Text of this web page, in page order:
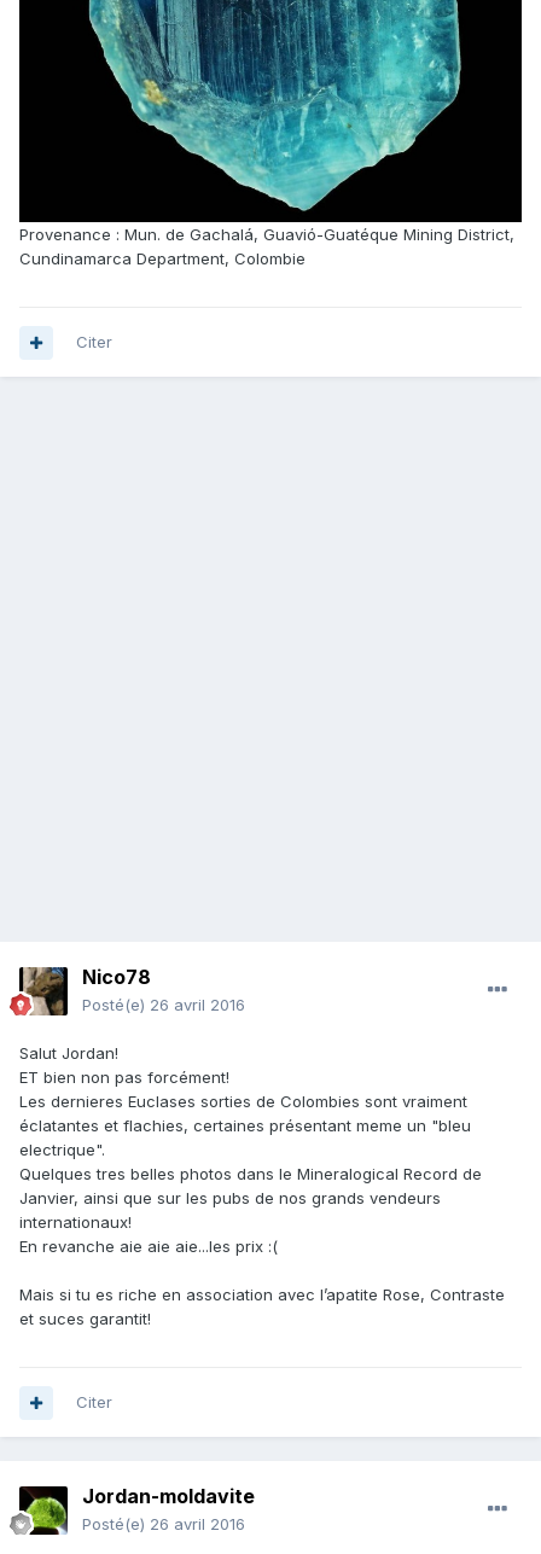
Provenance : Mun. de Gachalá, Guavió-Guatéque Mining District,
Cundinamarca Department, Colombie
Citer
Nico78
Posté(e) 26 avril 2016
Salut Jordan!
ET bien non pas forcément!
Les dernieres Euclases sorties de Colombies sont vraiment
éclatantes et flachies, certaines présentant meme un "bleu
electrique".
Quelques tres belles photos dans le Mineralogical Record de
Janvier, ainsi que sur les pubs de nos grands vendeurs
internationaux!
En revanche aie aie aie...les prix :(
Mais si tu es riche en association avec l’apatite Rose, Contraste
et suces garantit!
Citer
Jordan-moldavite
Posté(e) 26 avril 2016